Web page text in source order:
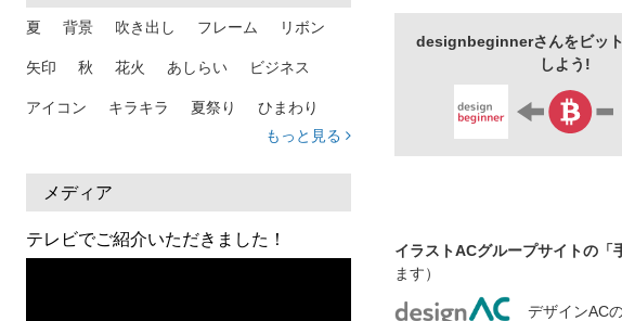
夏 背景 吹き出し フレーム リボン
矢印 秋 花火 あしらい ビジネス
アイコン キラキラ 夏祭り ひまわり
熱中症
人物 暑中見舞い
日本地図 海
もっと見る
メディア
テレビでご紹介いただきました！
メッセージ お知らせ 囲み
designbeginnerさんをビッ
しよう!
イラストACグループサイトの「
ます）
デザインAC